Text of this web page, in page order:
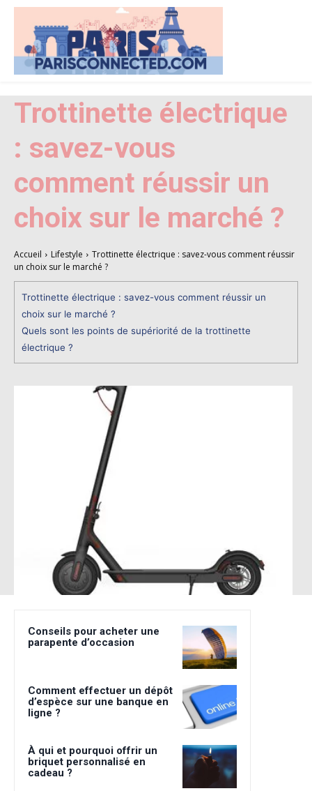
Trottinette électrique
: savez-vous
comment réussir un
choix sur le marché ?
Accueil Lifestyle
Trottinette électrique : savez-vous comment réussir
un choix sur le marché ?
Trottinette électrique : savez-vous comment réussir un
choix sur le marché ?
Quels sont les points de supériorité de la trottinette
électrique ?
Conseils pour acheter une
parapente d’occasion
Comment effectuer un dépôt
d’espèce sur une banque en
ligne ?
À qui et pourquoi offrir un
briquet personnalisé en
cadeau ?